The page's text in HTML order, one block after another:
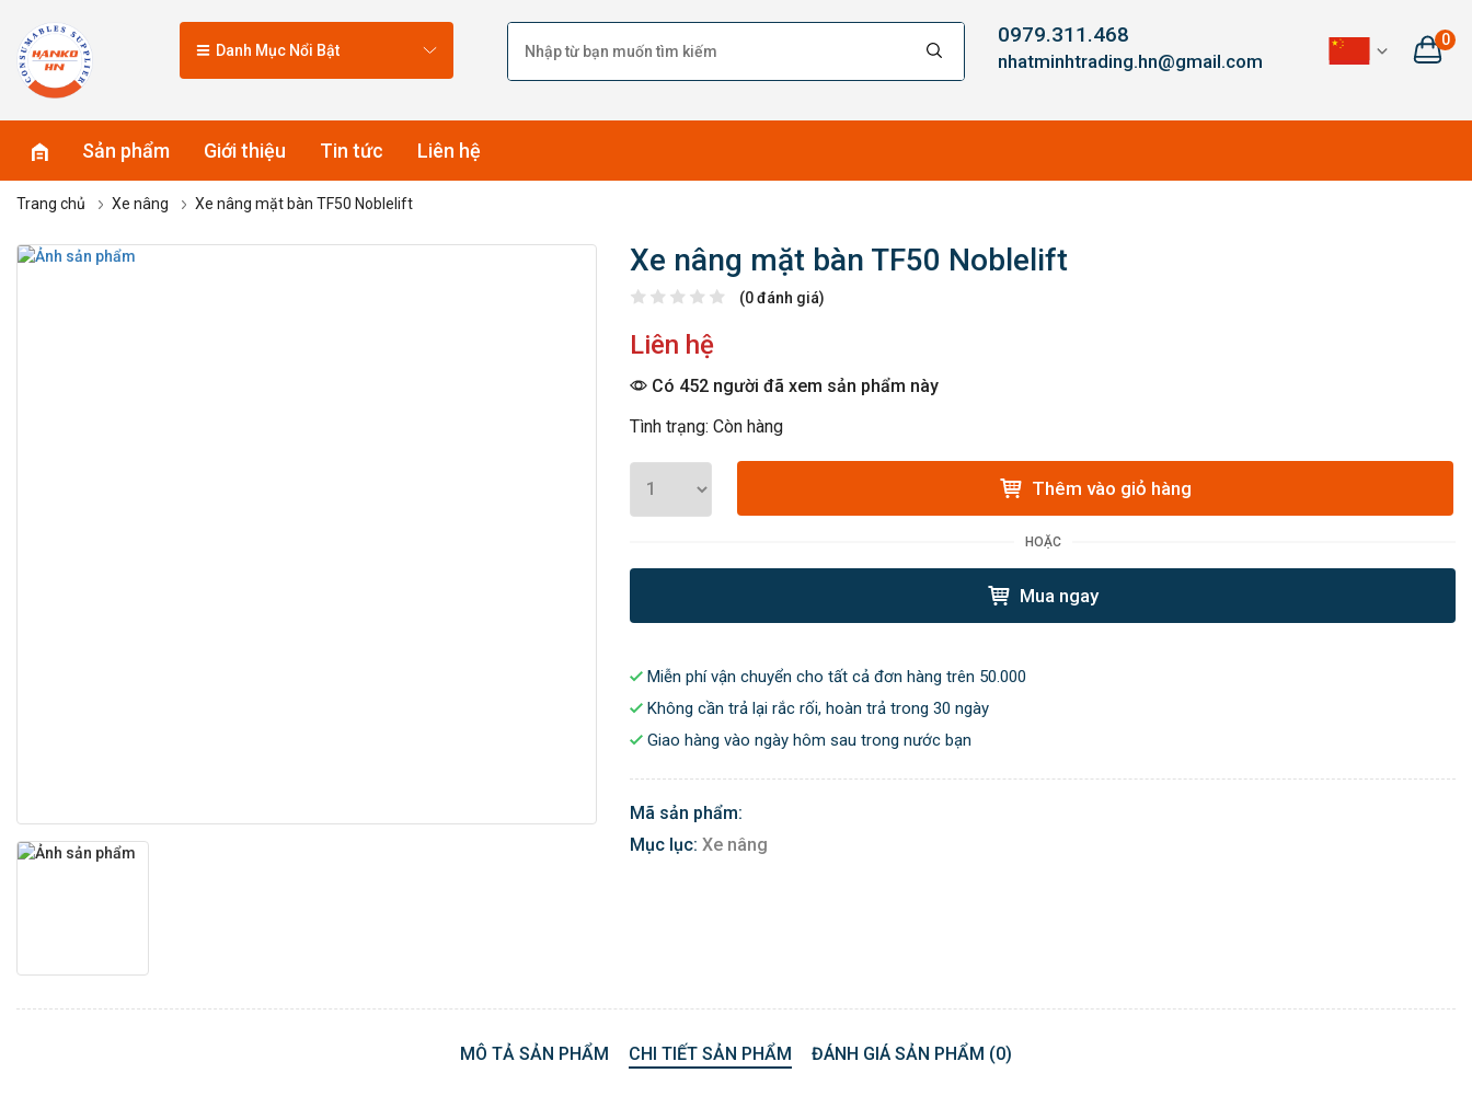
Danh Mục Nổi Bật
0979.311.468
nhatminhtrading.hn@gmail.com
0
Sản phẩm Giới thiệu Tin tức Liên hệ
Trang chủ Xe nâng Xe nâng mặt bàn TF50 Noblelift
Xe nâng mặt bàn TF50 Noblelift
(0 đánh giá)
Liên hệ
Có 452 người đã xem sản phẩm này
Tình trạng: Còn hàng
Thêm vào giỏ hàng
HOẶC
Mua ngay
Miễn phí vận chuyển cho tất cả đơn hàng trên 50.000
Không cần trả lại rắc rối, hoàn trả trong 30 ngày
Giao hàng vào ngày hôm sau trong nước bạn
Mã sản phẩm:
Mục lục: Xe nâng
MÔ TẢ SẢN PHẨM CHI TIẾT SẢN PHẨM ĐÁNH GIÁ SẢN PHẨM (0)